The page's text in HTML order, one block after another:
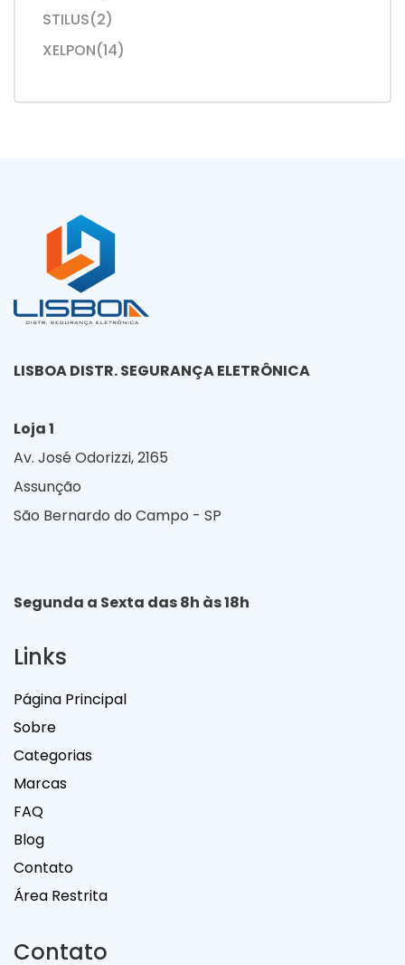
STILUS(2)
XELPON(14)
LISBOA DISTR. SEGURANÇA ELETRÔNICA
Loja 1
Av. José Odorizzi, 2165
Assunção
São Bernardo do Campo - SP
Segunda a Sexta das 8h às 18h
Links
Página Principal
Sobre
Categorias
Marcas
FAQ
Blog
Contato
Área Restrita
Contato